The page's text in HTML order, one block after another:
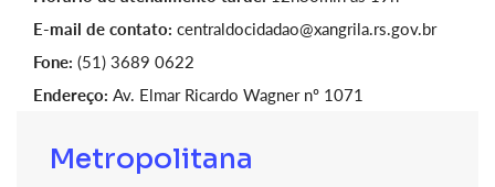
E-mail de contato: centraldocidadao@xangrila.rs.gov.br
Fone: (51) 3689 0622
Endereço: Av. Elmar Ricardo Wagner nº 1071
Metropolitana